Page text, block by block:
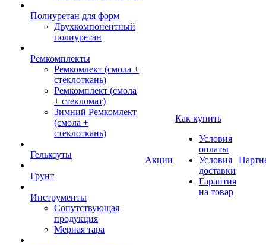
Полиуретан для форм
Двухкомпонентный
полиуретан
Ремкомплекты
Ремкомлект (смола +
стеклоткань)
Ремкомплект (смола
+ стекломат)
Зимний Ремкомлект
(смола +
стеклоткань)
Гелькоуты
Грунт
Инструменты
Сопутствующая
продукция
Мерная тара
Акции
Как купить
Условия
оплаты
Условия
доставки
Гарантия
на товар